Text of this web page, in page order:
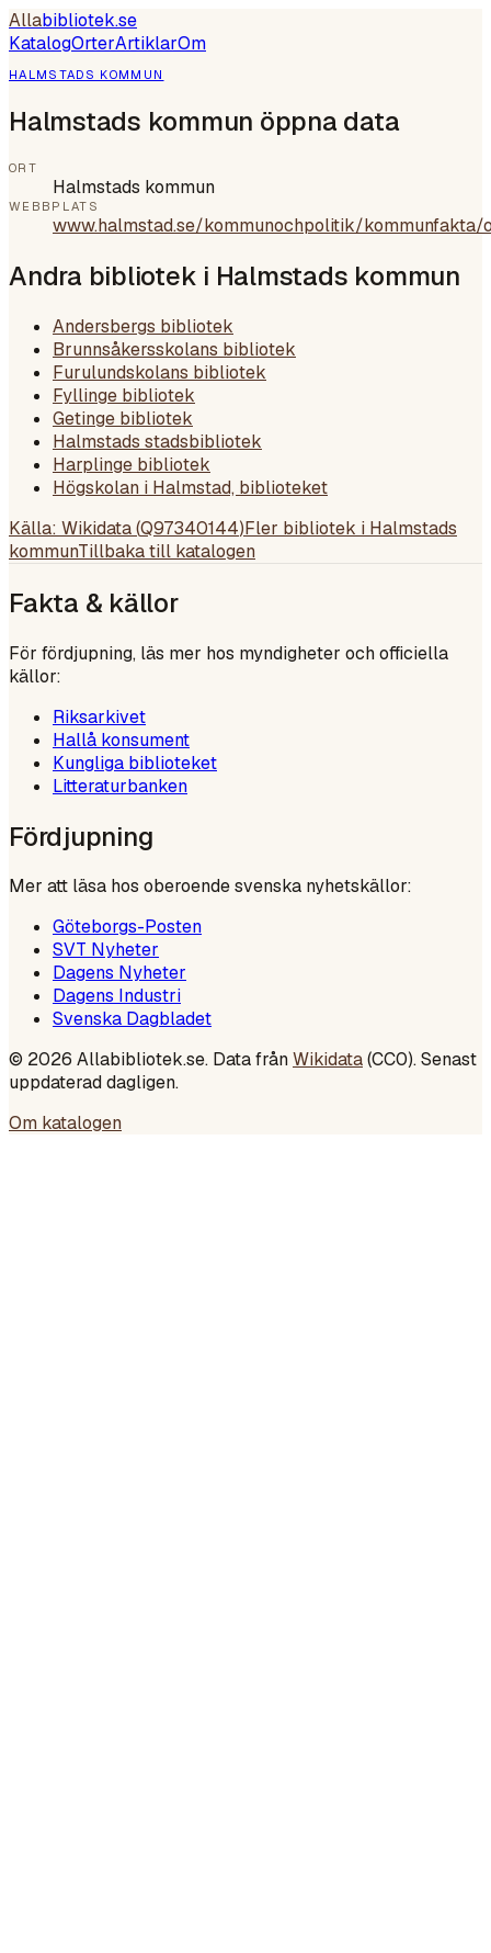
Allabibliotek.se
KatalogOrterArtiklarOm
HALMSTADS KOMMUN
Halmstads kommun öppna data
ORT
Halmstads kommun
WEBBPLATS
www.halmstad.se/kommunochpolitik/
Andra bibliotek i Halmstads kommun
Andersbergs bibliotek
Brunnsåkersskolans bibliotek
Furulundskolans bibliotek
Fyllinge bibliotek
Getinge bibliotek
Halmstads stadsbibliotek
Harplinge bibliotek
Högskolan i Halmstad, biblioteket
Källa: Wikidata (Q97340144)Fler bibliotek i Halmstads
kommunTillbaka till katalogen
Fakta & källor
För fördjupning, läs mer hos myndigheter och officiella
källor:
Riksarkivet
Hallå konsument
Kungliga biblioteket
Litteraturbanken
Fördjupning
Mer att läsa hos oberoende svenska nyhetskällor:
Göteborgs-Posten
SVT Nyheter
Dagens Nyheter
Dagens Industri
Svenska Dagbladet
© 2026 Allabibliotek.se. Data frånWikidata(CC0). Senast
uppdaterad dagligen.
Om katalogen